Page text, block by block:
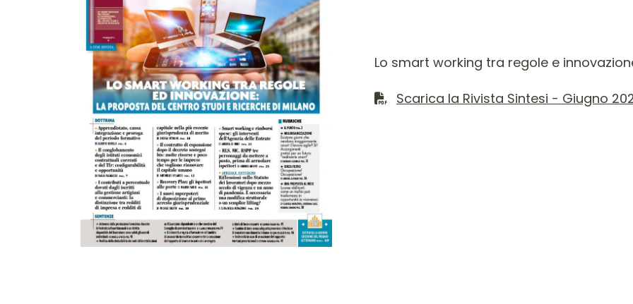
Contenuto del
Lo smart working tra regole e
Scarica il file PDF
Scarica la Rivista Sintesi - Giugno